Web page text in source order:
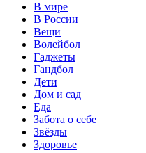
В мире
В России
Вещи
Волейбол
Гаджеты
Гандбол
Дети
Дом и сад
Еда
Забота о себе
Звёзды
Здоровье